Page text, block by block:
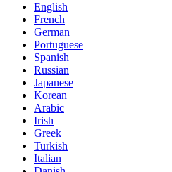
English
French
German
Portuguese
Spanish
Russian
Japanese
Korean
Arabic
Irish
Greek
Turkish
Italian